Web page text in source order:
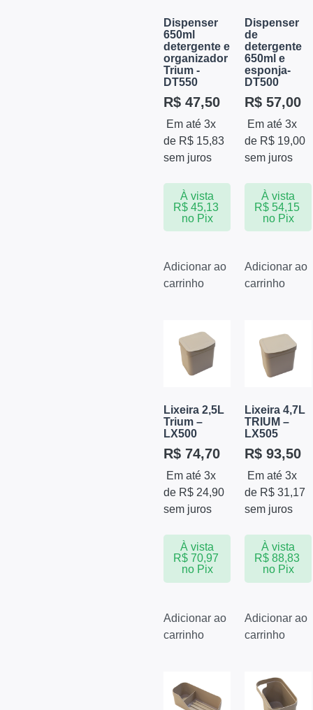
Dispenser
650ml
detergente e
organizador
Trium -
DT550
R$ 47,50
Em até 3x
de R$ 15,83
sem juros
À vista
R$45,13
no Pix
Adicionar ao
carrinho
Dispenser
de
detergente
650ml e
esponja-
DT500
R$ 57,00
Em até 3x
de R$ 19,00
sem juros
À vista
R$54,15
no Pix
Adicionar ao
carrinho
Lixeira 2,5L
Trium –
LX500
R$ 74,70
Em até 3x
de R$ 24,90
sem juros
À vista
R$70,97
no Pix
Adicionar ao
carrinho
Lixeira 4,7L
TRIUM –
LX505
R$ 93,50
Em até 3x
de R$ 31,17
sem juros
À vista
R$88,83
no Pix
Adicionar ao
carrinho